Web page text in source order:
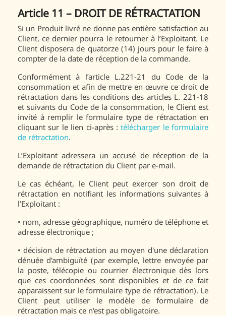
Article 11 – DROIT DE RÉTRACTATION
Si un Produit livré ne donne pas entière satisfaction au
Client, ce dernier pourra le retourner à l’Exploitant. Le
Client disposera de quatorze (14) jours pour le faire à
compter de la date de réception de la commande.
Conformément à l’article L.221-21 du Code de la
consommation et afin de mettre en œuvre ce droit de
rétractation dans les conditions des articles L. 221-18
et suivants du Code de la consommation, le Client est
invité à remplir le formulaire type de rétractation en
cliquant sur le lien ci-après :télécharger le formulaire
de rétractation.
L’Exploitant adressera un accusé de réception de la
demande de rétractation du Client par e-mail.
Le cas échéant, le Client peut exercer son droit de
rétractation en notifiant les informations suivantes à
l’Exploitant :
• nom, adresse géographique, numéro de téléphone et
adresse électronique ;
• décision de rétractation au moyen d'une déclaration
dénuée d'ambiguïté (par exemple, lettre envoyée par
la poste, télécopie ou courrier électronique dès lors
que ces coordonnées sont disponibles et de ce fait
apparaissent sur le formulaire type de rétractation). Le
Client peut utiliser le modèle de formulaire de
rétractation mais ce n'est pas obligatoire.